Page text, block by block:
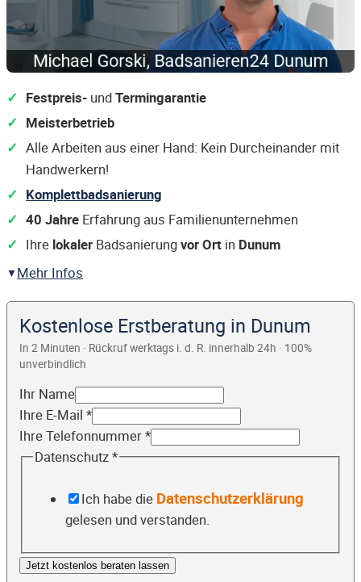
Festpreis- undTermingarantie
Meisterbetrieb
Alle Arbeiten aus einer Hand: Kein Durcheinander mit
Handwerkern!
Komplettbadsanierung
40 Jahre Erfahrung aus Familienunternehmen
Ihre lokaler Badsanierungvor Ort in Dunum
Mehr Infos
Kostenlose Erstberatung in Dunum
In 2 Minuten · Rückruf werktags i. d. R. innerhalb 24h · 100%
unverbindlich
Ihr Name
Ihre E-Mail *
Ihre Telefonnummer*
Datenschutz*
Ich habe die Datenschutzerklärung
gelesen und verstanden.
Jetzt kostenlos beraten lassen